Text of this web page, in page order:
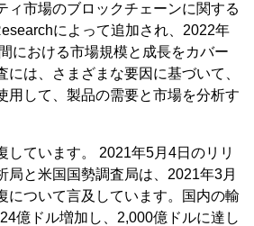
ィ市場のブロックチェーンに関する
によって追加され、2022年
における市場規模と成長をカバー
には、さまざまな要因に基づいて、
用して、製品の需要と市場を分析す
しています。 2021年5月4日のリリ
局と米国国勢調査局は、2021年3月
について言及しています。国内の輸
億ドル増加し、2,000億ドルに達し